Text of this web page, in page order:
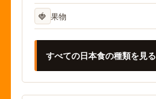
🍓 果物
すべての日本食の種類を見る